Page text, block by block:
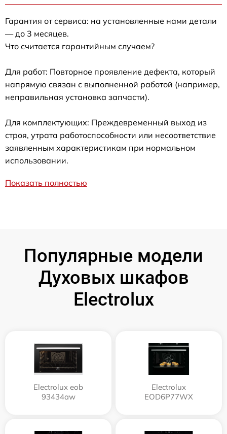
Гарантия от сервиса: на установленные нами детали
— до 3 месяцев.
Что считается гарантийным случаем?
Для работ: Повторное проявление дефекта, который
напрямую связан с выполненной работой (например,
неправильная установка запчасти).
Для комплектующих: Преждевременный выход из
строя, утрата работоспособности или несоответствие
заявленным характеристикам при нормальном
использовании.
Показать полностью
Популярные модели
Духовых шкафов
Electrolux
Electrolux eob
93434aw
Electrolux
EOD6P77WX